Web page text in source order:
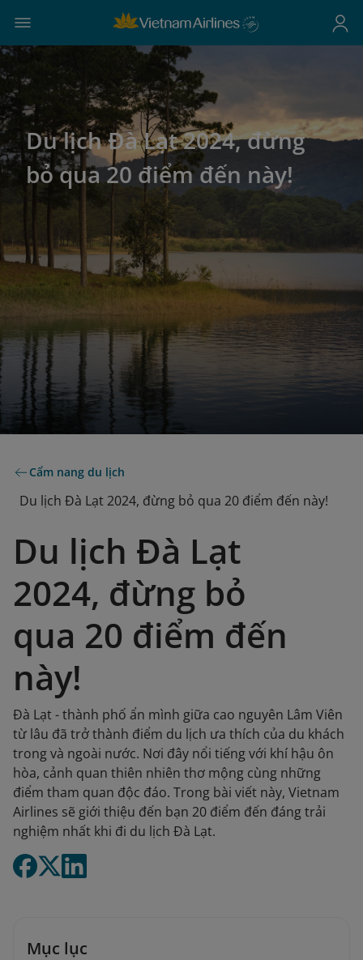
Du lịch Đà Lạt 2024, đừng
bỏ qua 20 điểm đến này!
Cẩm nang du lịch
Du lịch Đà Lạt 2024, đừng bỏ qua 20 điểm đến này!
Du lịch Đà Lạt
2024, đừng bỏ
qua 20 điểm đến
này!
Đà Lạt - thành phố ẩn mình giữa cao nguyên Lâm Viên
từ lâu đã trở thành điểm du lịch ưa thích của du khách
trong và ngoài nước. Nơi đây nổi tiếng với khí hậu ôn
hòa, cảnh quan thiên nhiên thơ mộng cùng những
điểm tham quan độc đáo. Trong bài viết này, Vietnam
Airlines sẽ giới thiệu đến bạn 20 điểm đến đáng trải
nghiệm nhất khi đi du lịch Đà Lạt.
Mục lục